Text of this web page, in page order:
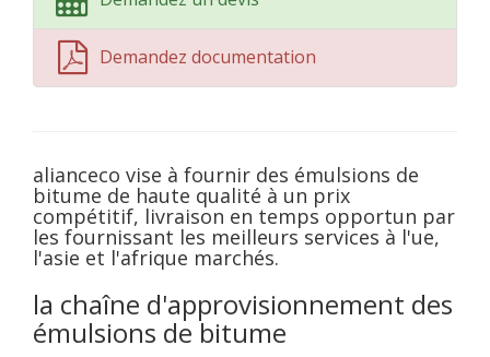
Demandez documentation
alianceco vise à fournir des émulsions de
bitume de haute qualité à un prix
compétitif, livraison en temps opportun par
les fournissant les meilleurs services à l'ue,
l'asie et l'afrique marchés.
la chaîne d'approvisionnement des
émulsions de bitume